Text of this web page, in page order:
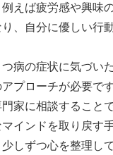
えば疲労感や興味
、自分に優しい行
病の症状に気づい
プローチが必要です
家に相談すること
インドを取り戻す
しずつ心を整理し